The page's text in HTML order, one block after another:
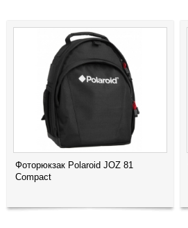
Фоторюкзак Polaroid JOZ 81
Compact